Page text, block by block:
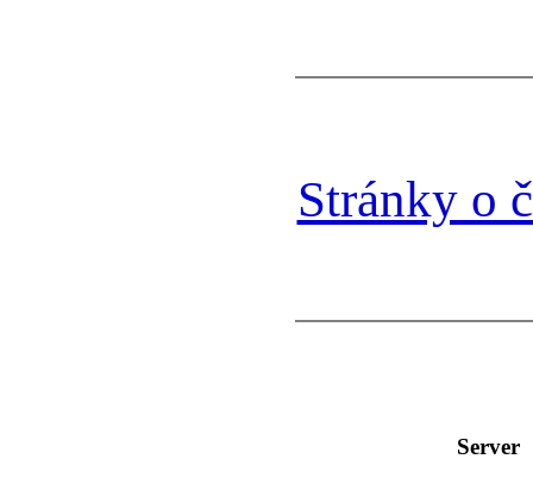
Stránky o
Server